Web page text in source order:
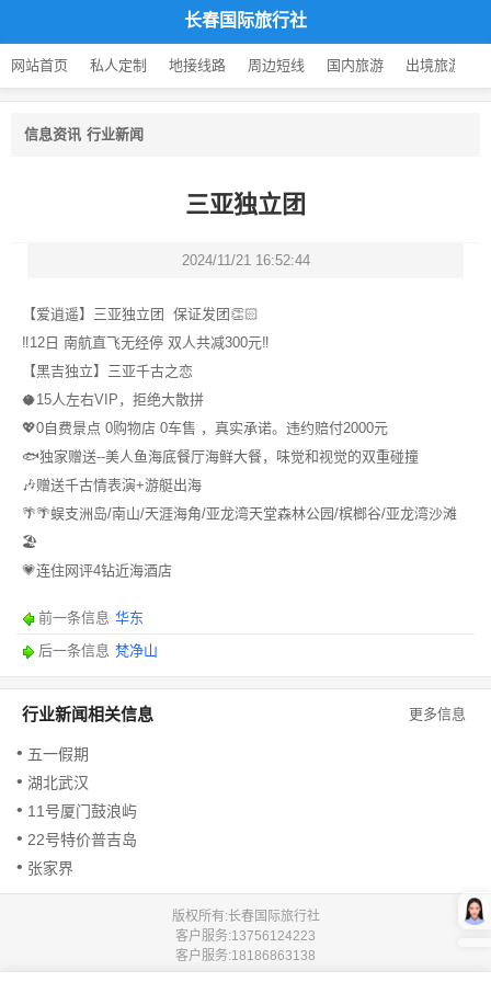
长春国际旅行社
网站首页 私人定制 地接线路 周边短线 国内旅游 出境旅游
信息资讯 行业新闻
三亚独立团
2024/11/21 16:52:44
【爱逍遥】三亚独立团 保证发团👏🏻
‼️12日 南航直飞无经停 双人共减300元‼️
【黑吉独立】三亚千古之恋
🥥15人左右VIP，拒绝大散拼
💖0自费景点 0购物店 0车售 ，真实承诺。违约赔付2000元
🐟独家赠送--美人鱼海底餐厅海鲜大餐，味觉和视觉的双重碰撞
🎶赠送千古情表演+游艇出海
🌴🌴蜈支洲岛/南山/天涯海角/亚龙湾天堂森林公园/槟榔谷/亚龙湾沙滩
🏖️
💗连住网评4钻近海酒店
前一条信息 华东
后一条信息 梵净山
更多信息
行业新闻相关信息
五一假期
湖北武汉
11号厦门鼓浪屿
22号特价普吉岛
张家界
版权所有:长春国际旅行社
客户服务:13756124223
客户服务:18186863138